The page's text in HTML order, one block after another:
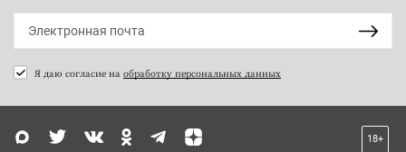
Я даю согласие на обработку персональных данных
18+